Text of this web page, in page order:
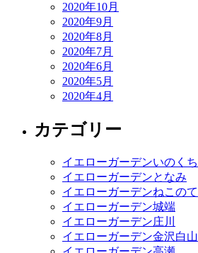
2020年10月
2020年9月
2020年8月
2020年7月
2020年6月
2020年5月
2020年4月
カテゴリー
イエローガーデンいのくち
イエローガーデンとなみ
イエローガーデンねこのて
イエローガーデン城端
イエローガーデン庄川
イエローガーデン金沢白山